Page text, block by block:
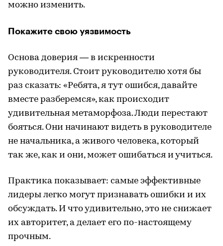
можно изменить.
Покажите свою уязвимость
Основа доверия — в искренности
руководителя. Стоит руководителю хотя бы
раз сказать: «Ребята, я тут ошибся, давайте
вместе разберемся», как происходит
удивительная метаморфоза. Люди перестают
бояться. Они начинают видеть в руководителе
не начальника, а живого человека, который
так же, как и они, может ошибаться и учиться.
Практика показывает: самые эффективные
лидеры легко могут признавать ошибки и их
обсуждать. И что удивительно, это не снижает
их авторитет, а делает его по-настоящему
прочным.